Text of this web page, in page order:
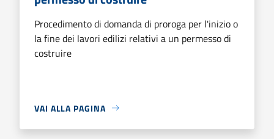
Procedimento di domanda di proroga per l'inizio o
la fine dei lavori edilizi relativi a un permesso di
costruire
VAI ALLA PAGINA